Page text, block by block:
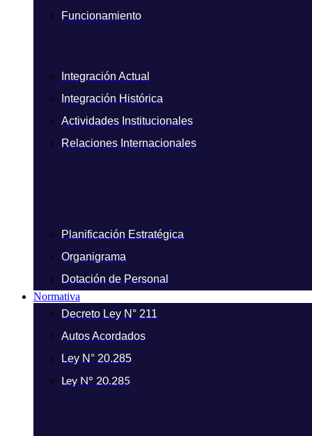
Funcionamiento
Integración Actual
Integración Histórica
Actividades Institucionales
Relaciones Internacionales
Planificación Estratégica
Organigrama
Dotación de Personal
Normativa
Decreto Ley N° 211
Autos Acordados
Ley N° 20.285
Ley N° 20.285